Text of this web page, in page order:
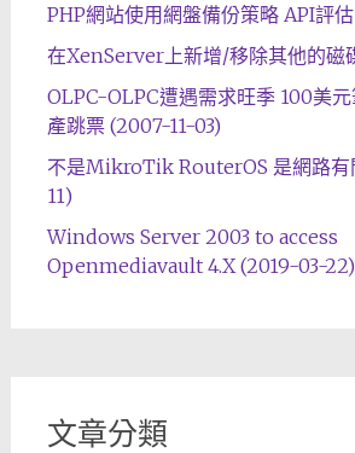
PHP網站使用網盤備份策略 API評
在XenServer上新增/移除其他的磁
OLPC-OLPC遭遇需求旺季 100美
產跳票 (2007-11-03)
不是MikroTik RouterOS 是網路有
11)
Windows Server 2003 to access
Openmediavault 4.X (2019-03-22)
文章分類